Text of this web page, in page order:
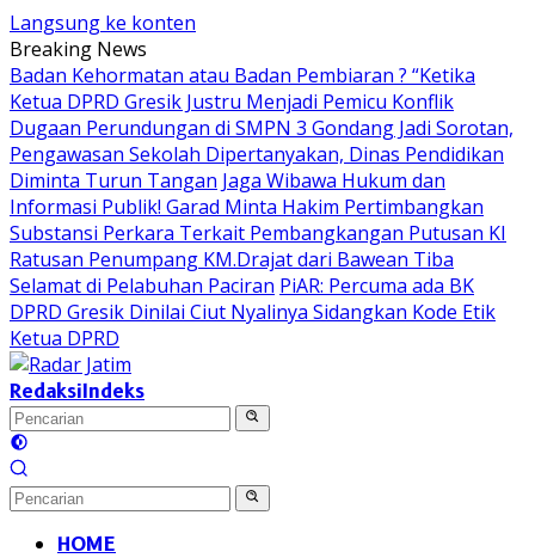
Langsung ke konten
Breaking News
Badan Kehormatan atau Badan Pembiaran ? “Ketika
Ketua DPRD Gresik Justru Menjadi Pemicu Konflik
Dugaan Perundungan di SMPN 3 Gondang Jadi Sorotan,
Pengawasan Sekolah Dipertanyakan, Dinas Pendidikan
Diminta Turun Tangan Jaga Wibawa Hukum dan
Informasi Publik! Garad Minta Hakim Pertimbangkan
Substansi Perkara Terkait Pembangkangan Putusan KI
Ratusan Penumpang KM.Drajat dari Bawean Tiba
Selamat di Pelabuhan Paciran PiAR: Percuma ada BK
DPRD Gresik Dinilai Ciut Nyalinya Sidangkan Kode Etik
Ketua DPRD
RedaksiIndeks
HOME